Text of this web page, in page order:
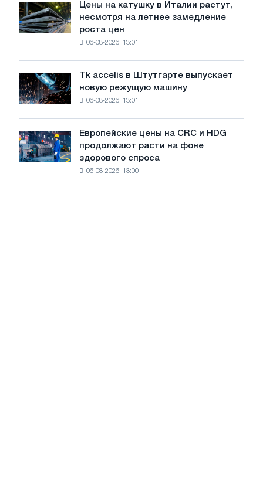
советской
авиации
в
Великой
Отечественной
войны
Цены
на
катушку
несмотря
на
летнее
замедление
роста
цен
Цены на катушку в Италии растут,
несмотря на летнее замедление
роста цен
06-08-2026, 13:01
Tk
accelis
в
новую
режущую
машину
Tk accelis в Штутгарте выпускает
новую режущую машину
06-08-2026, 13:01
Европейские
цены
на
Европейские цены на CRC и HDG
продолжают расти на фоне
здорового спроса
06-08-2026, 13:00